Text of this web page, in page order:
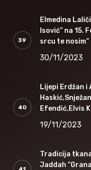
Elmedina
Isović” na 15.
srcu te nosim”
30/11/2023
Lijepi Erdžan i
Efendić,Elvis
19/11/2023
Tradicija
Jaddah